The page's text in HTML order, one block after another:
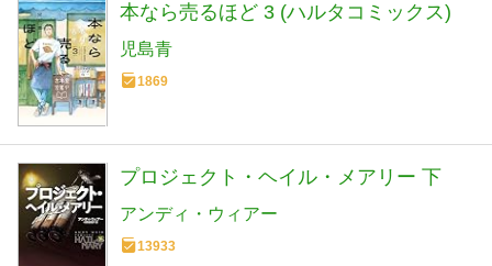
本なら売るほど 3 (ハルタコミックス)
児島青
1869
プロジェクト・ヘイル・メアリー 下
アンディ・ウィアー
13933